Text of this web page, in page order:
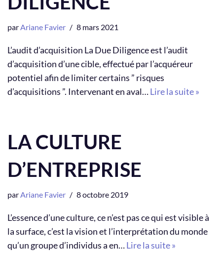
parAriane Favier 8 mars 2021
L’audit d’acquisition La Due Diligence est l’audit
d’acquisition d’une cible, effectué par l’acquéreur
potentiel afin de limiter certains ” risques
d’acquisitions ”. Intervenant en aval…Lire la suite »
LA CULTURE
D’ENTREPRISE
parAriane Favier 8 octobre 2019
L’essence d’une culture, ce n’est pas ce qui est visible à
la surface, c’est la vision et l’interprétation du monde
qu’un groupe d’individus a en…Lire la suite »